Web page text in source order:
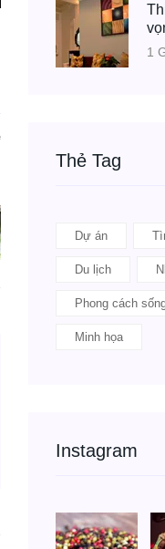
1
Thẻ Tag
Dự án
Du lịch
Phong cách
Minh họa
Instagram